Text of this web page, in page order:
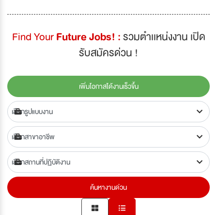
Find YourFuture Jobs! :รวมตำเเหน่งงาน เปิด
รับสมัครด่วน !
เพิ่มโอกาสได้งานเร็วขึ้น
ค้นหางานด่วน